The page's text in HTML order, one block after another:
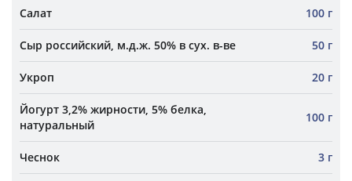
Салат 100 г
Сыр российский, м.д.ж. 50% в сух. в-ве 50 г
Укроп 20 г
Йогурт 3,2% жирности, 5% белка,
натуральный
100 г
Чеснок 3 г